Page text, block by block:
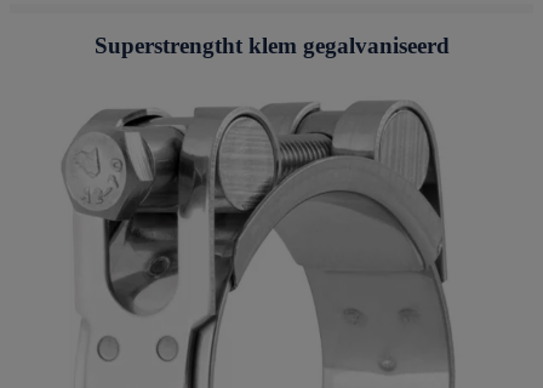
Superstrengtht klem gegalvaniseerd